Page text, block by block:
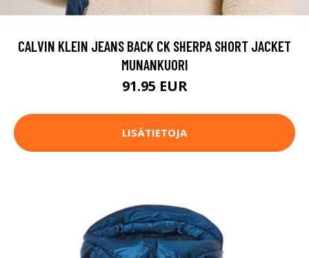
CALVIN KLEIN JEANS BACK CK SHERPA SHORT JACKET
MUNANKUORI
91.95 EUR
LISÄTIETOJA